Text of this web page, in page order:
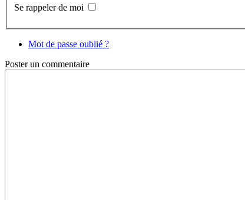
Se rappeler de moi
Mot de passe oublié ?
Posterun commentaire